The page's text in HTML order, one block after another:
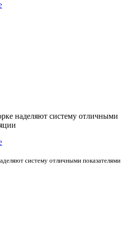
наделяют систему отличными
систему отличными показателями